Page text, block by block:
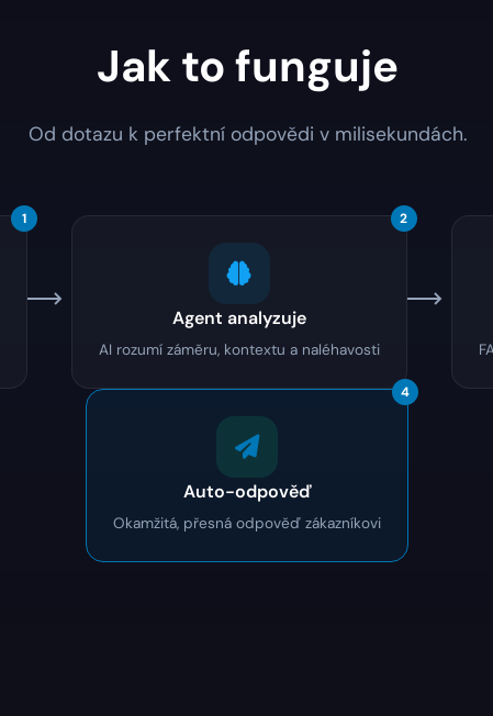
Jak to funguje
Od dotazu k perfektní odpovědi v milisekundách.
1
Agent analyzuje
AI rozumí záměru, kontextu a naléhavosti
2
Auto-odpověď
Okamžitá, přesná odpověď zákazníkovi
4